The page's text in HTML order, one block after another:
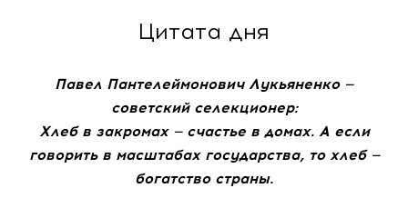
Цитата дня
Павел Пантелеймонович Лукьяненко —
советский селекционер:
Хлеб в закромах — счастье в домах. А если
говорить в масштабах государства, то хлеб —
богатство страны.